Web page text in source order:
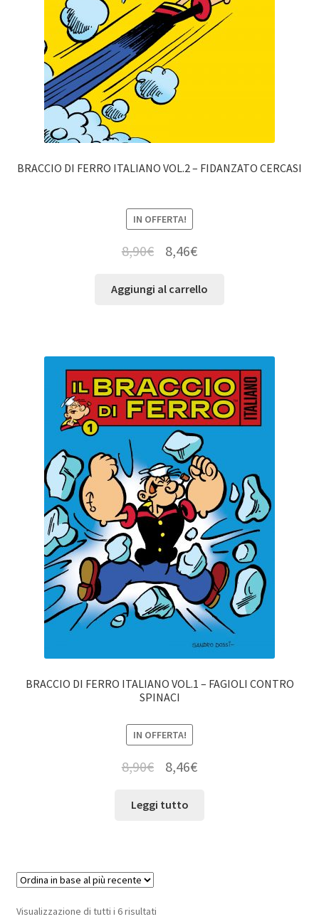
BRACCIO DI FERRO ITALIANO VOL.2 – FIDANZATO CERCASI
IN OFFERTA!
8,90€ 8,46€
Aggiungi al carrello
BRACCIO DI FERRO ITALIANO VOL.1 – FAGIOLI CONTRO
SPINACI
IN OFFERTA!
8,90€ 8,46€
Leggi tutto
Visualizzazione di tutti i 6 risultati